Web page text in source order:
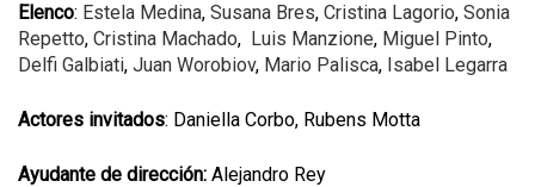
Elenco: Estela Medina, Susana Bres, Cristina Lagorio, Sonia
Repetto, Cristina Machado, Luis Manzione, Miguel Pinto,
Delfi Galbiati, Juan Worobiov, Mario Palisca, Isabel Legarra
Actores invitados: Daniella Corbo, Rubens Motta
Ayudante de dirección: Alejandro Rey